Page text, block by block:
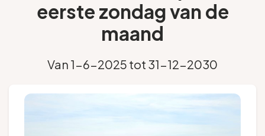
Agenda
Groepen en touroperators
eerste zondag van de
maand
Van 1-6-2025 tot 31-12-2030